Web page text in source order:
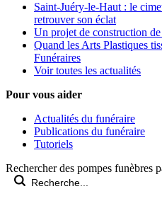
Saint-Juéry-le-Haut : le
retrouver son éclat
Un projet de construction
Quand les Arts Plastiques
Funéraires
Voir toutes les actualités
Pour vous aider
Actualités du funéraire
Publications du funéraire
Tutoriels
Rechercher des pompes funèbres